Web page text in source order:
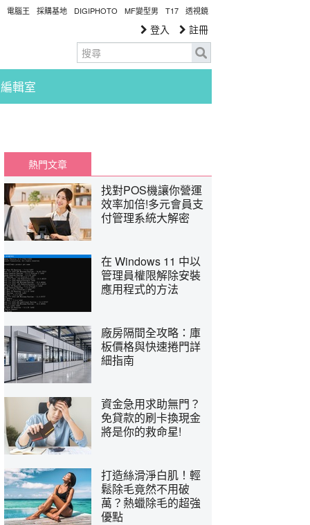
電腦王 採購基地 DIGIPHOTO MF變型男 T17 透視鏡
登入 註冊
編輯室
熱門文章
找對POS機讓你營運
效率加倍!多元會員支
付管理系統大解密
在 Windows 11 中以
管理員權限解除安裝
應用程式的方法
廠房隔間全攻略：庫
板價格與快速捲門詳
細指南
資金急用求助無門？
免貸款的刷卡換現金
將是你的救命星!
打造絲滑淨白肌！輕
鬆除毛竟然不用破
萬？熱蠟除毛的超強
優點